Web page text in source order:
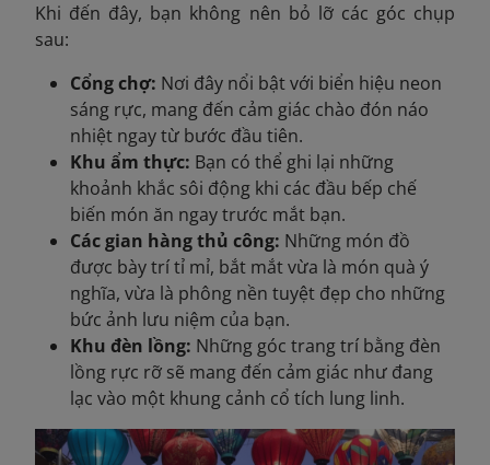
Khi đến đây, bạn không nên bỏ lỡ các góc chụp
sau:
Cổng chợ: Nơi đây nổi bật với biển hiệu neon
sáng rực, mang đến cảm giác chào đón náo
nhiệt ngay từ bước đầu tiên.
Khu ẩm thực: Bạn có thể ghi lại những
khoảnh khắc sôi động khi các đầu bếp chế
biến món ăn ngay trước mắt bạn.
Các gian hàng thủ công: Những món đồ
được bày trí tỉ mỉ, bắt mắt vừa là món quà ý
nghĩa, vừa là phông nền tuyệt đẹp cho những
bức ảnh lưu niệm của bạn.
Khu đèn lồng: Những góc trang trí bằng đèn
lồng rực rỡ sẽ mang đến cảm giác như đang
lạc vào một khung cảnh cổ tích lung linh.